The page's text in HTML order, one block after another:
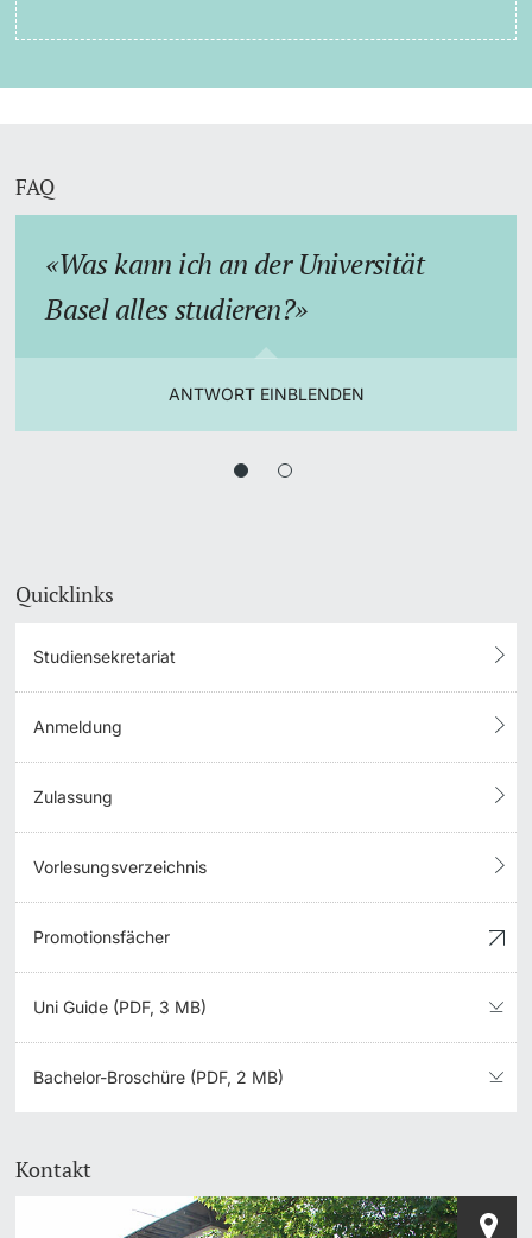
FAQ
Was kann ich an der Universität
Basel alles studieren?
ANTWORT EINBLENDEN
Quicklinks
Studiensekretariat
Anmeldung
Zulassung
Vorlesungsverzeichnis
Promotionsfächer
Uni Guide (PDF, 3 MB)
Bachelor-Broschüre (PDF, 2 MB)
Kontakt